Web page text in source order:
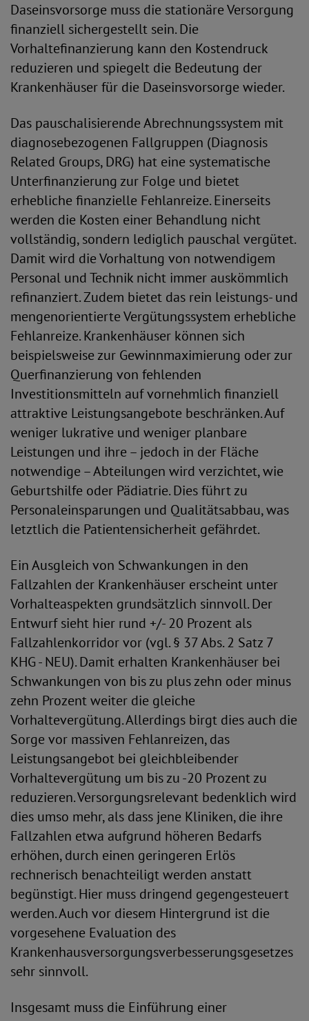
Daseinsvorsorge muss die stationäre Versorgung
finanziell sichergestellt sein. Die
Vorhaltefinanzierung kann den Kostendruck
reduzieren und spiegelt die Bedeutung der
Krankenhäuser für die Daseinsvorsorge wieder.
Das pauschalisierende Abrechnungssystem mit
diagnosebezogenen Fallgruppen (Diagnosis
Related Groups, DRG) hat eine systematische
Unterfinanzierung zur Folge und bietet
erhebliche finanzielle Fehlanreize. Einerseits
werden die Kosten einer Behandlung nicht
vollständig, sondern lediglich pauschal vergütet.
Damit wird die Vorhaltung von notwendigem
Personal und Technik nicht immer auskömmlich
refinanziert. Zudem bietet das rein leistungs- und
mengenorientierte Vergütungssystem erhebliche
Fehlanreize. Krankenhäuser können sich
beispielsweise zur Gewinnmaximierung oder zur
Querfinanzierung von fehlenden
Investitionsmitteln auf vornehmlich finanziell
attraktive Leistungsangebote beschränken. Auf
weniger lukrative und weniger planbare
Leistungen und ihre – jedoch in der Fläche
notwendige – Abteilungen wird verzichtet, wie
Geburtshilfe oder Pädiatrie. Dies führt zu
Personaleinsparungen und Qualitätsabbau, was
letztlich die Patientensicherheit gefährdet.
Ein Ausgleich von Schwankungen in den
Fallzahlen der Krankenhäuser erscheint unter
Vorhalteaspekten grundsätzlich sinnvoll. Der
Entwurf sieht hier rund +/- 20 Prozent als
Fallzahlenkorridor vor (vgl. § 37 Abs. 2 Satz 7
KHG - NEU). Damit erhalten Krankenhäuser bei
Schwankungen von bis zu plus zehn oder minus
zehn Prozent weiter die gleiche
Vorhaltevergütung. Allerdings birgt dies auch die
Sorge vor massiven Fehlanreizen, das
Leistungsangebot bei gleichbleibender
Vorhaltevergütung um bis zu -20 Prozent zu
reduzieren. Versorgungsrelevant bedenklich wird
dies umso mehr, als dass jene Kliniken, die ihre
Fallzahlen etwa aufgrund höheren Bedarfs
erhöhen, durch einen geringeren Erlös
rechnerisch benachteiligt werden anstatt
begünstigt. Hier muss dringend gegengesteuert
werden. Auch vor diesem Hintergrund ist die
vorgesehene Evaluation des
Krankenhausversorgungsverbesserungsgesetzes
sehr sinnvoll.
Insgesamt muss die Einführung einer